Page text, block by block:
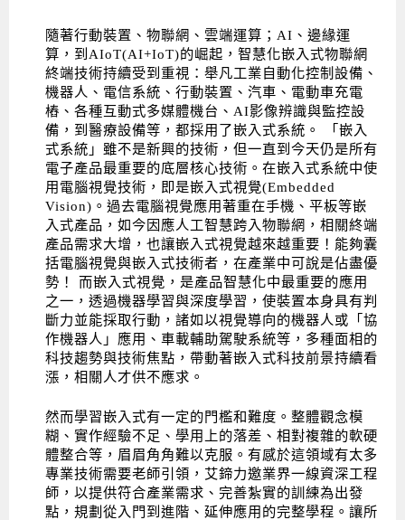
嵌入式即時作業系統FreeRTOS 設計實作
[學程]感測電路Plus+MCU韌體設計實戰
AI邊緣運算實作TensorFlow Lite for MCU
AIoT智能聯網運算實戰
AI深度學習之問答系統實作
AI強化學習 - 自動控制應用
讓 AI 成為你的數位同事
資訊安全實務
物聯網Web整合應用實作
[學程]物聯網全端與深度學習整合
嵌入式物聯網開發實戰
[學程]物聯網全端與深度學習整合
iPAS AIoT應用工程師(物聯網類)
ROS機器手臂控制&演算法實戰
智能機器人系統整合開發
影像課程總覽
電腦視覺與影像處理
AI深度學習與影像辨識實戰
嵌入式Linux開發與AI影像辨識
智能機器人系統整合開發
ARM系列課程
ARM mbed 物聯網平台應用實作
ARM Boot Loader設計
ARM Cortex-M0 應用整合設計
程式語言系列課程
C語言程式設計
資料結構精修班
C++程式設計
Python程式實戰養成學程
Python程式設計
Python程式設計(舊)
APCS寒暑假程式檢定班
Java 物件導向程式
Android系列課程
Android嵌入式平台開發訓練班
Android APP 實戰開發學程
Android Framework
Android ADK周邊裝置開發班
iOS程式開發系列課程
iPhone程式設計基礎班
iPhone程式設計進階班
Android嵌入式平台開發訓練班
TI MSP430微控制器開發
產品應用系列課程
生醫感測器整合設計班
NFC無線通訊設計實作班
物聯網Web整合應用實作班
轉職就業班
AIoT人工智慧與物聯網實戰人才就業班
AI智能醫療電子產品開發人才就業班
物聯網韌體工程師人才養成班
物聯網平台開發人才養成班(政府+企業雙重補助)
物聯網平台開發人才養成班
實體課程總覽
AI雲端原生與MLOps自動化實務
AI邊緣運算實作-TFL for MCU
自然語言處理與大型語言模型
資料分析與視覺化
非監督式學習
Edge AI與Pi Pico實作應用
電腦視覺演算法-人臉識別實戰
OpenVINO邊緣運算實務
iPAS巨量資料分析師考照班
5G - SDN與Mininet實作
iPAS巨量資料分析師
iPAS機器學習工程師
APCS檢定 Python課程
APCS檢定 C++課程
APCS檢定 C語言課程
APCS檢定培訓課程
【遠距同步】APCS寒/暑假營隊
【遠距同步】青少年AI冬/夏令營
青少年AI人工智慧實作班
C語言程式設計
資料結構
Python程式設計
JavaScript程式設計
C++程式設計
Python進階程式設計：從資料結構到演算法
Python程式實戰養成學程
Raspberry Pi系列
Linux & C語言硬體控制
Python硬體控制-Pi Pico
Raspberry Pi 使用入門
Edge AI與Raspberry Pi Pico實作應用
硬體控制使用Python
用樹莓派實現物聯網
5G-SDN通訊系列課程
5G關鍵技術- SDN與Mininet實作
創意程式設計系列
micro:bit 創意程式設計
Scratch 創意程式設計
工程師學習地圖
學員專屬提問平台
高中生升學超前部署課程總覽
隨著行動裝置、物聯網、雲端運算；AI、邊緣運
算，到AIoT(AI+IoT)的崛起，智慧化嵌入式物聯網
終端技術持續受到重視：舉凡工業自動化控制設備、
機器人、電信系統、行動裝置、汽車、電動車充電
樁、各種互動式多媒體機台、AI影像辨識與監控設
備，到醫療設備等，都採用了嵌入式系統。 「嵌入
式系統」雖不是新興的技術，但一直到今天仍是所有
電子產品最重要的底層核心技術。在嵌入式系統中使
用電腦視覺技術，即是嵌入式視覺(Embedded
Vision)。過去電腦視覺應用著重在手機、平板等嵌
入式產品，如今因應人工智慧跨入物聯網，相關終端
產品需求大增，也讓嵌入式視覺越來越重要！能夠囊
括電腦視覺與嵌入式技術者，在產業中可說是佔盡優
勢！ 而嵌入式視覺，是產品智慧化中最重要的應用
之一，透過機器學習與深度學習，使裝置本身具有判
斷力並能採取行動，諸如以視覺導向的機器人或「協
作機器人」應用、車載輔助駕駛系統等，多種面相的
科技趨勢與技術焦點，帶動著嵌入式科技前景持續看
漲，相關人才供不應求。
然而學習嵌入式有一定的門檻和難度。整體觀念模
糊、實作經驗不足、學用上的落差、相對複雜的軟硬
體整合等，眉眉角角難以克服。有感於這領域有太多
專業技術需要老師引領，艾鍗力邀業界一線資深工程
師，以提供符合產業需求、完善紮實的訓練為出發
點，規劃從入門到進階、延伸應用的完整學程。讓所